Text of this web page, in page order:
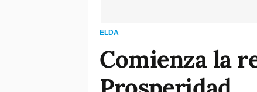
ELDA
Comienza la